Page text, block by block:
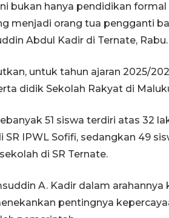
bukan hanya pendidikan
menjadi orang tua pengganti
Abdul Kadir di Ternate, Rabu.
untuk tahun ajaran 2025/
didik Sekolah Rakyat di
51 siswa terdiri atas 32
SR IPWL Sofifi, sedangkan 49
di SR Ternate.
A. Kadir dalam
pentingnya